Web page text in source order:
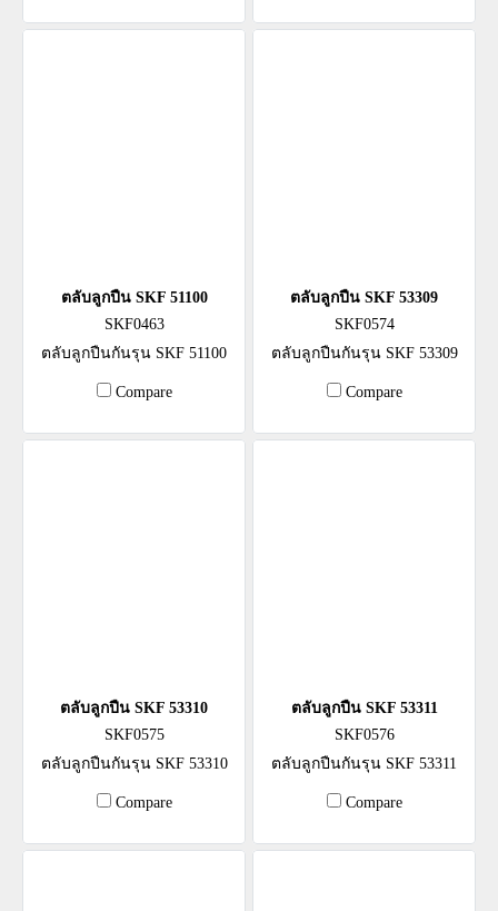
ตลับลูกปืน SKF 51100
SKF0463
ตลับลูกปืนกันรุน SKF 51100
Compare
ตลับลูกปืน SKF 53309
SKF0574
ตลับลูกปืนกันรุน SKF 53309
Compare
ตลับลูกปืน SKF 53310
SKF0575
ตลับลูกปืนกันรุน SKF 53310
Compare
ตลับลูกปืน SKF 53311
SKF0576
ตลับลูกปืนกันรุน SKF 53311
Compare